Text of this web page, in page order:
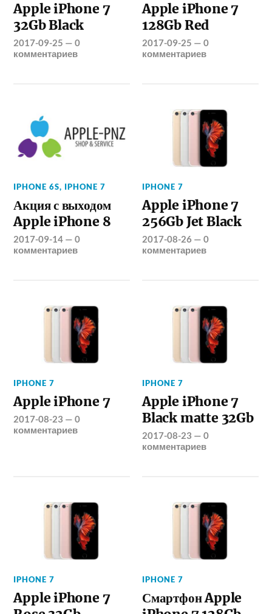
Apple iPhone 7
32Gb Black
2017-09-25 —0
комментариев
Apple iPhone 7
128Gb Red
2017-09-25 —0
комментариев
IPHONE 6S, IPHONE 7
Акция с выходом
Apple iPhone 8
2017-09-14 —0
комментариев
IPHONE 7
Apple iPhone 7
256Gb Jet Black
2017-08-26 —0
комментариев
IPHONE 7
Apple iPhone 7
2017-08-23 —0
комментариев
IPHONE 7
Apple iPhone 7
Black matte 32Gb
2017-08-23 —0
комментариев
IPHONE 7
Apple iPhone 7
IPHONE 7
Смартфон Apple